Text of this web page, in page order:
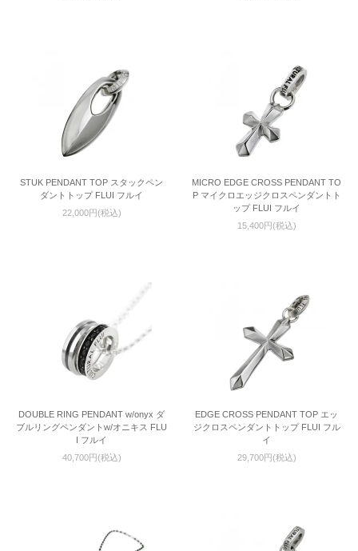
STUK PENDANT TOP スタックペン
ダントトップ FLUI フルイ
22,000円(税込)
MICRO EDGE CROSS PENDANT TO
P マイクロエッジクロスペンダントト
ップ FLUI フルイ
15,400円(税込)
DOUBLE RING PENDANT w/onyx ダ
ブルリングペンダントw/オニキス FLU
I フルイ
40,700円(税込)
EDGE CROSS PENDANT TOP エッ
ジクロスペンダントトップ FLUI フル
イ
29,700円(税込)